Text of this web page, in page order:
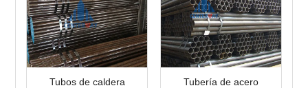
Tubos de caldera
Tubería de acero